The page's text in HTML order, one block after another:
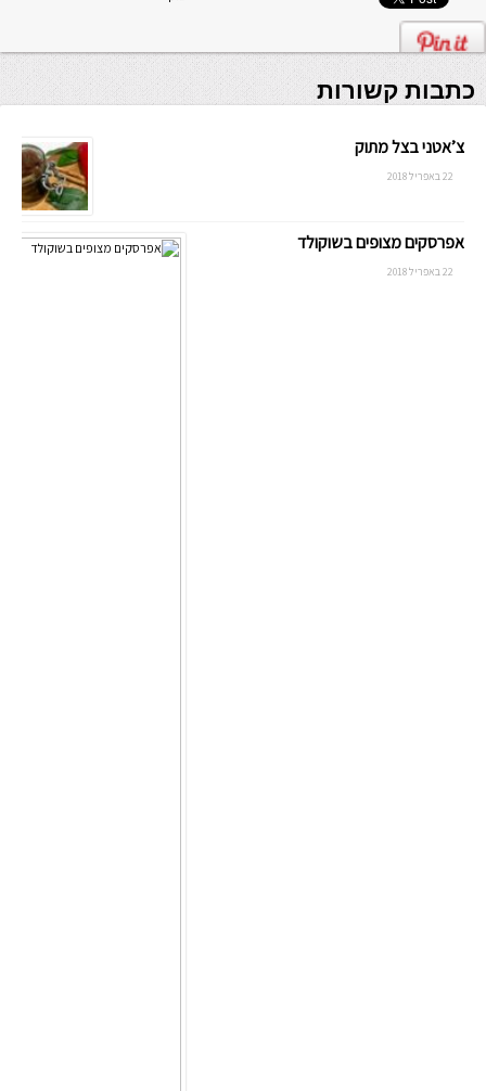
כתבות קשורות
צ’אטני בצל מתוק
22 באפריל 2018
אפרסקים מצופים בשוקולד
22 באפריל 2018